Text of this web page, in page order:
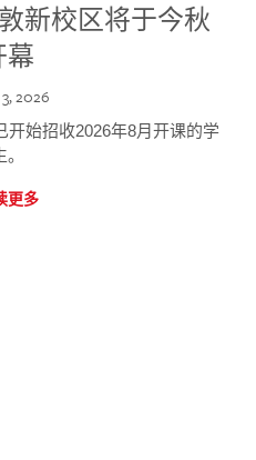
新校区将于今秋
幕
2026
开始招收2026年8月开课的学
。
更多